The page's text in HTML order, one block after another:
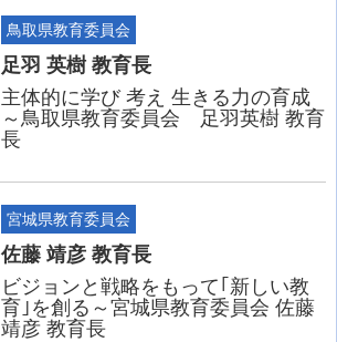
鳥取県教育委員会
足羽 英樹 教育長
主体的に学び 考え 生きる力の育成
～鳥取県教育委員会 足羽英樹 教育
長
宮城県教育委員会
佐藤 靖彦 教育長
ビジョンと戦略をもって｢新しい教
育｣を創る～宮城県教育委員会 佐藤
靖彦 教育長